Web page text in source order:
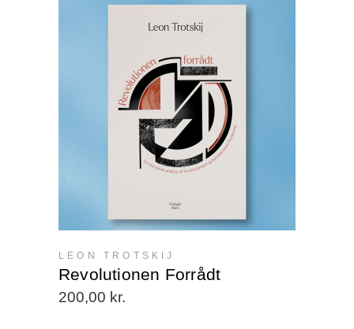
VÆLG MULIGHEDER
Mulighederne
LEON TROTSKIJ
Revolutionen Forrådt
200,00 kr.